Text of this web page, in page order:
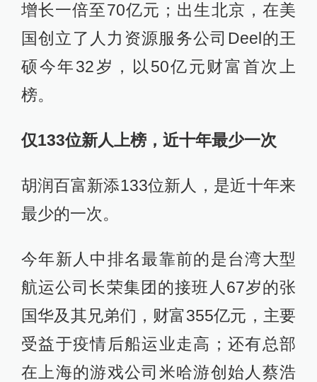
增长一倍至70亿元；出生北京，在美
国创立了人力资源服务公司Deel的王
硕今年32岁，以50亿元财富首次上
榜。
仅133位新人上榜，近十年最少一次
胡润百富新添133位新人，是近十年来
最少的一次。
今年新人中排名最靠前的是台湾大型
航运公司长荣集团的接班人67岁的张
国华及其兄弟们，财富355亿元，主要
受益于疫情后船运业走高；还有总部
在上海的游戏公司米哈游创始人蔡浩